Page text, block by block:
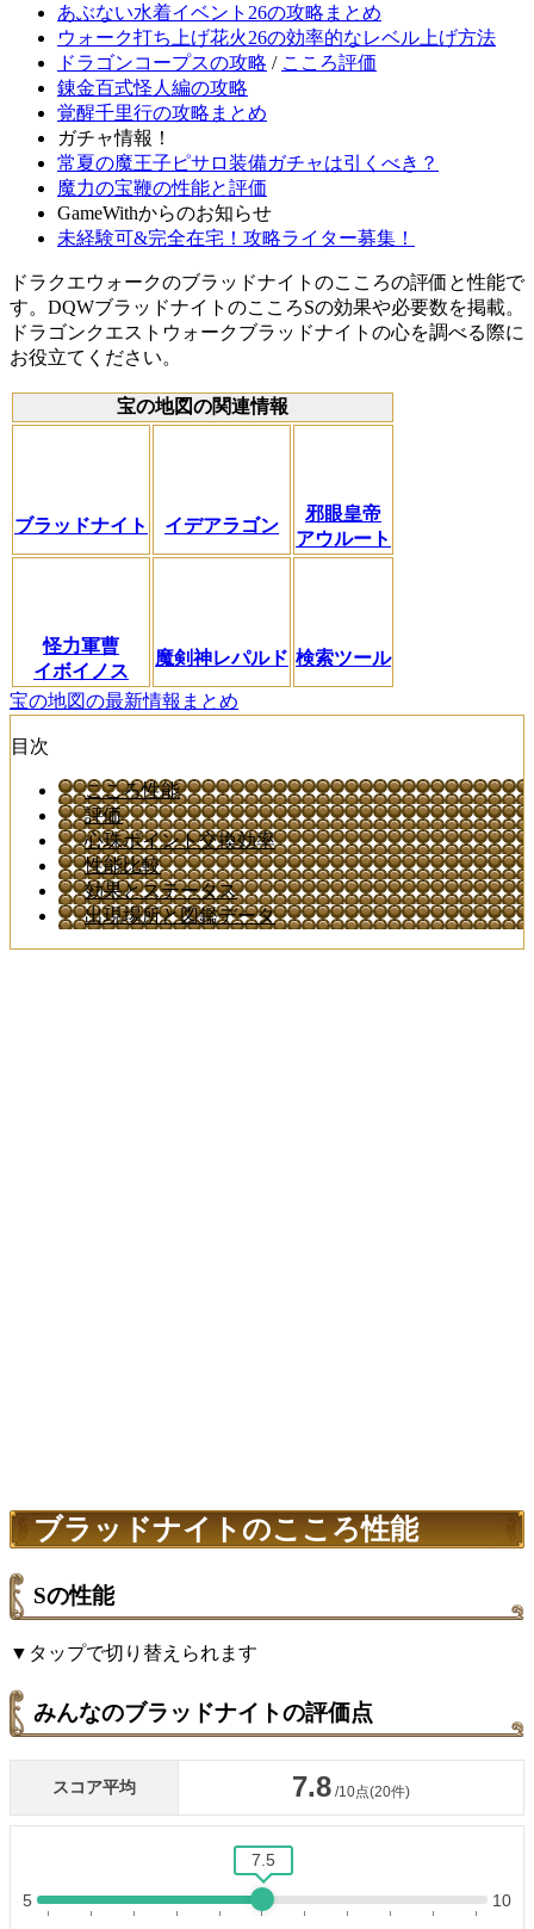
あぶない水着イベント26の攻略まとめ
ウォーク打ち上げ花火26の効率的なレベル上げ方法
ドラゴンコープスの攻略 / こころ評価
錬金百式怪人編の攻略
覚醒千里行の攻略まとめ
ガチャ情報！
常夏の魔王子ピサロ装備ガチャは引くべき？
魔力の宝鞭の性能と評価
GameWithからのお知らせ
未経験可&完全在宅！攻略ライター募集！
ドラクエウォークのブラッドナイトのこころの評価と性能で
す。DQWブラッドナイトのこころSの効果や必要数を掲載。
ドラゴンクエストウォークブラッドナイトの心を調べる際に
お役立てください。
宝の地図の関連情報
ブラッドナイト イデアラゴン
邪眼皇帝
アウルート
怪力軍曹
イボイノス
魔剣神レパルド 検索ツール
宝の地図の最新情報まとめ
目次
こころ性能
評価
心珠ポイント交換効率
性能比較
効果とステータス
出現場所と図鑑データ
ブラッドナイトのこころ性能
Sの性能
▼タップで切り替えられます
みんなのブラッドナイトの評価点